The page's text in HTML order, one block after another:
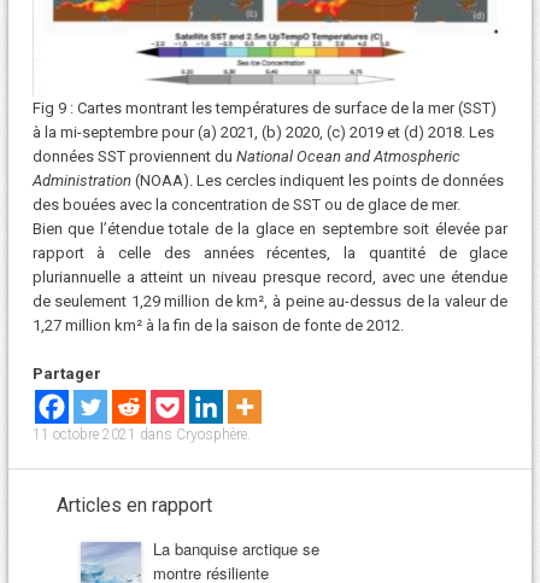
Fig 9 : Cartes montrant les températures de surface de la mer (SST)
à la mi-septembre pour (a) 2021, (b) 2020, (c) 2019 et (d) 2018. Les
données SST proviennent du National Ocean and Atmospheric
Administration(NOAA). Les cercles indiquent les points de données
des bouées avec la concentration de SST ou de glace de mer.
Bien que l’étendue totale de la glace en septembre soit élevée par
rapport à celle des années récentes, la quantité de glace
pluriannuelle a atteint un niveau presque record, avec une étendue
de seulement 1,29 million de km², à peine au-dessus de la valeur de
1,27 million km² à la fin de la saison de fonte de 2012.
Partager
11 octobre 2021 dans Cryosphère.
Articles en rapport
La banquise arctique se
montre résiliente